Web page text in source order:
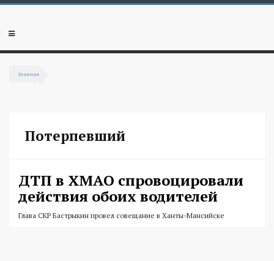
Перейти к основному содержанию
Мобильное
Главная
Потерпевший
ДТП в ХМАО спровоцировали
действия обоих водителей
Глава СКР Бастрыкин провел совещание в Ханты-Мансийске